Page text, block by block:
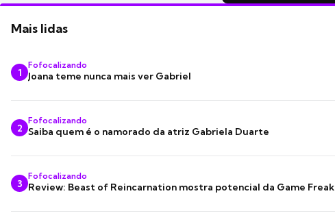
Mais lidas
1
Fofocalizando
Joana teme nunca mais ver Gabriel
2
Fofocalizando
Saiba quem é o namorado da atriz Gabriela Duarte
3
Fofocalizando
Review: Beast of Reincarnation mostra potencial da Game Freak